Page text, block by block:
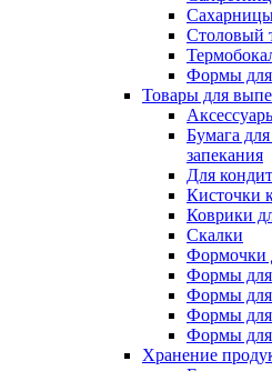
Столовый
Формы для
Товары для
Бумага
запекания
Для
Кисточки
Коврики
Скалки
Формочки
Формы
Формы для
Формы для
Формы для
Хранение